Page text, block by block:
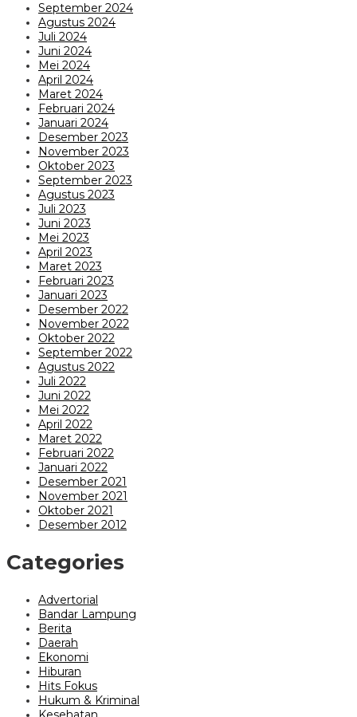
September 2024
Agustus 2024
Juli 2024
Juni 2024
Mei 2024
April 2024
Maret 2024
Februari 2024
Januari 2024
Desember 2023
November 2023
Oktober 2023
September 2023
Agustus 2023
Juli 2023
Juni 2023
Mei 2023
April 2023
Maret 2023
Februari 2023
Januari 2023
Desember 2022
November 2022
Oktober 2022
September 2022
Agustus 2022
Juli 2022
Juni 2022
Mei 2022
April 2022
Maret 2022
Februari 2022
Januari 2022
Desember 2021
November 2021
Oktober 2021
Desember 2012
Categories
Advertorial
Bandar Lampung
Berita
Daerah
Ekonomi
Hiburan
Hits Fokus
Hukum & Kriminal